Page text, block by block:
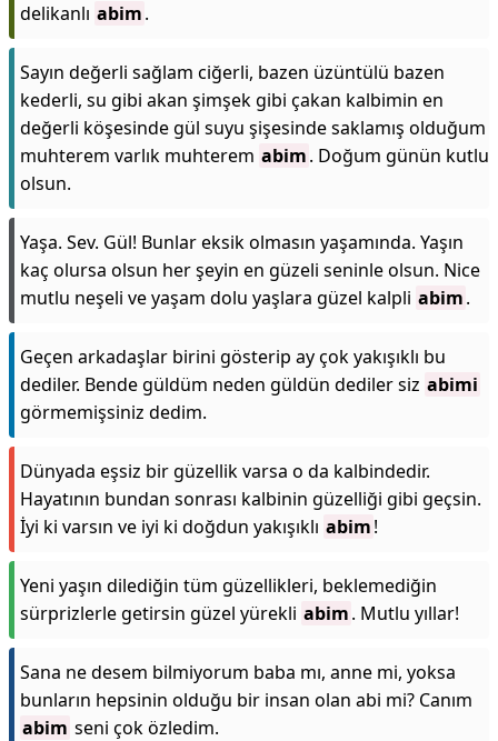
delikanlı abim.
Sayın değerli sağlam ciğerli, bazen üzüntülü bazen
kederli, su gibi akan şimşek gibi çakan kalbimin en
değerli köşesinde gül suyu şişesinde saklamış olduğum
muhterem varlık muhterem abim. Doğum günün kutlu
olsun.
Yaşa. Sev. Gül! Bunlar eksik olmasın yaşamında. Yaşın
kaç olursa olsun her şeyin en güzeli seninle olsun. Nice
mutlu neşeli ve yaşam dolu yaşlara güzel kalpli abim.
Geçen arkadaşlar birini gösterip ay çok yakışıklı bu
dediler. Bende güldüm neden güldün dediler siz abimi
görmemişsiniz dedim.
Dünyada eşsiz bir güzellik varsa o da kalbindedir.
Hayatının bundan sonrası kalbinin güzelliği gibi geçsin.
İyi ki varsın ve iyi ki doğdun yakışıklı abim!
Yeni yaşın dilediğin tüm güzellikleri, beklemediğin
sürprizlerle getirsin güzel yürekli abim. Mutlu yıllar!
Sana ne desem bilmiyorum baba mı, anne mi, yoksa
bunların hepsinin olduğu bir insan olan abi mi? Canım
abim seni çok özledim.